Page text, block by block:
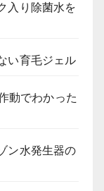
入り除菌水を
い育毛ジェル
動でわかった
ン水発生器の